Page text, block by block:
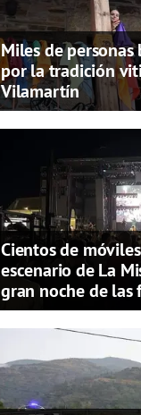
Miles de
por la tradición
Vilamartín
Cientos de
escenario de La
gran noche de las